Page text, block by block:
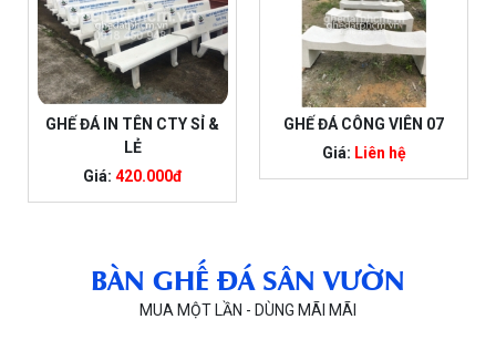
GHẾ ĐÁ IN TÊN CTY SỈ &
LẺ
Giá: 420.000đ
GHẾ ĐÁ CÔNG VIÊN 07
Giá: Liên hệ
BÀN GHẾ ĐÁ SÂN VƯỜN
MUA MỘT LẦN - DÙNG MÃI MÃIMẫu Bàn Ghế